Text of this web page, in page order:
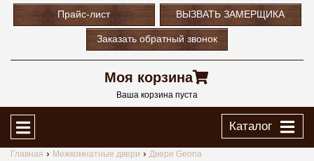
Прайс-лист ВЫЗВАТЬ ЗАМЕРЩИКА
Заказать обратный звонок
Моя корзина
Ваша корзина пуста
Каталог
Главная Межкомнатные двери Двери Geona